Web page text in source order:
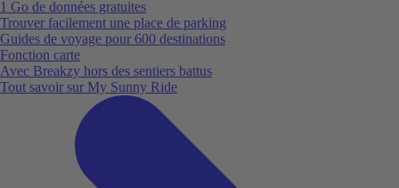
1 Go de données gratuites
Trouver facilement une place de parking
Guides de voyage pour 600 destinations
Fonction carte
Avec Breakzy hors des sentiers battus
Tout savoir sur My Sunny Ride